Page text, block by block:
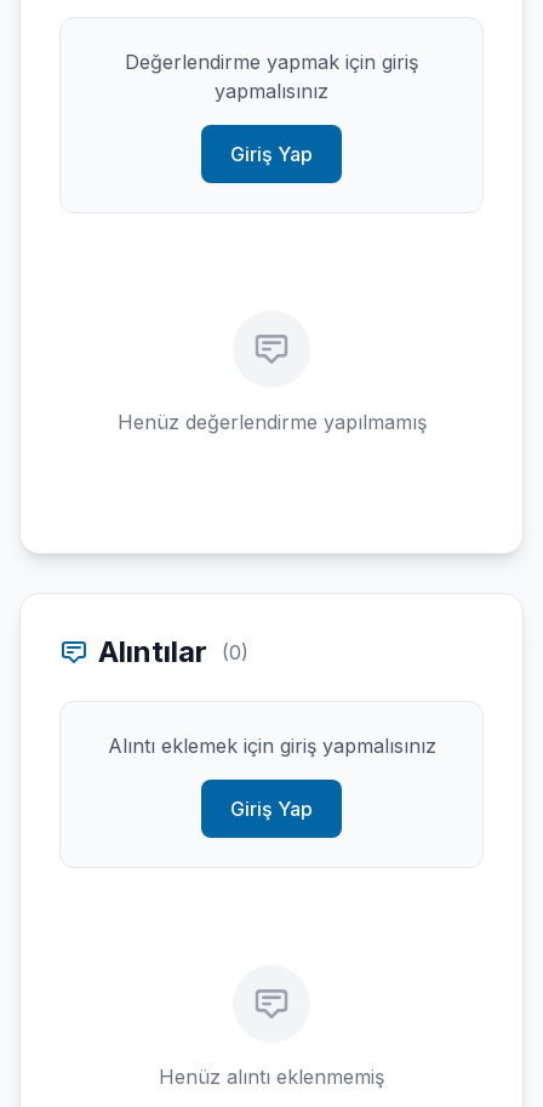
Değerlendirme yapmak için giriş
yapmalısınız
Giriş Yap
Henüz değerlendirme yapılmamış
Alıntılar (0)
Alıntı eklemek için giriş yapmalısınız
Giriş Yap
Henüz alıntı eklenmemiş